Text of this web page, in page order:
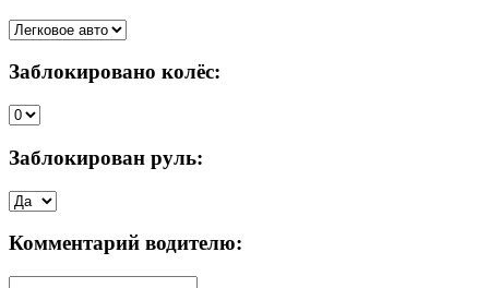
Заблокировано колёс:
Заблокирован руль:
Комментарий водителю: